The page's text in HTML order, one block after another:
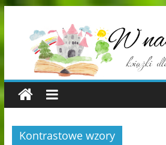
Kontrastowe wzory